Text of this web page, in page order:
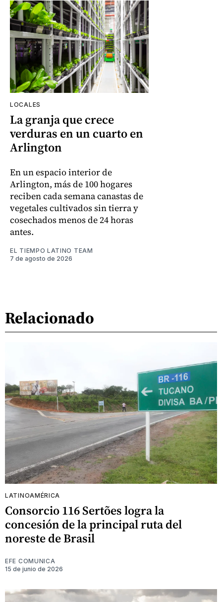
LOCALES
La granja que crece
verduras en un cuarto en
Arlington
En un espacio interior de
Arlington, más de 100 hogares
reciben cada semana canastas de
vegetales cultivados sin tierra y
cosechados menos de 24 horas
antes.
EL TIEMPO LATINO TEAM
7 de agosto de 2026
Relacionado
LATINOAMÉRICA
Consorcio 116 Sertões logra la
concesión de la principal ruta del
noreste de Brasil
EFE COMUNICA
15 de junio de 2026